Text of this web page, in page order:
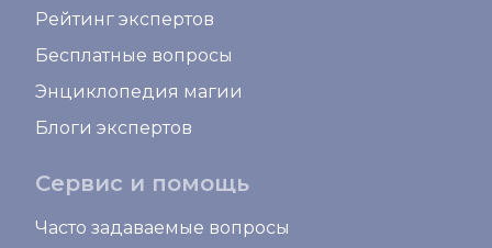
Рейтинг экспертов
Бесплатные вопросы
Энциклопедия магии
Блоги экспертов
Сервис и помощь
Часто задаваемые вопросы